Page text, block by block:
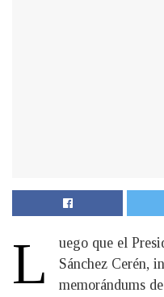
L
uego que el
Sánchez Cerén,
memorándums